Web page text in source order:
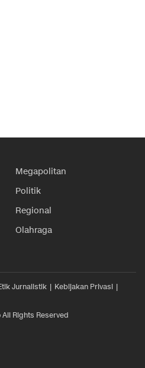
Megapolitan
Politik
Regional
Olahraga
Jurnalistik
Kebijakan Privasi
Rights Reserved